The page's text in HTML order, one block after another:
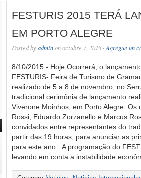
FESTURIS 2015 TERÁ
EM PORTO ALEGRE
Posted byadminon octubre 7, 2015 · Agregue un
8/10/2015.- Hoje Ocorrerá, o
FESTURIS- Feira de Turismo de
realizado de 5 a 8 de novembro, no
tradicional cerimônia de lançamento
Viverone Moinhos, em Porto Alegre. Os
Rossi, Eduardo Zorzanello e Marcus
convidados entre representantes do
partir das 19 horas, para anunciar as
para este ano. A programação do
levando em conta a instabilidade